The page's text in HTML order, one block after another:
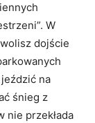
W
dojście
na
śnieg z
nie przekłada